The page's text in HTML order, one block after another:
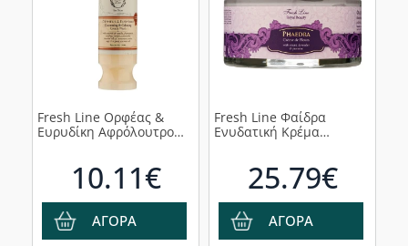
Fresh Line Ορφέας &
Ευρυδίκη Αφρόλουτρο
10.11€
ΑΓΟΡΑ
Fresh Line Φαίδρα
Ενυδατική Κρέμα
25.79€
ΑΓΟΡΑ